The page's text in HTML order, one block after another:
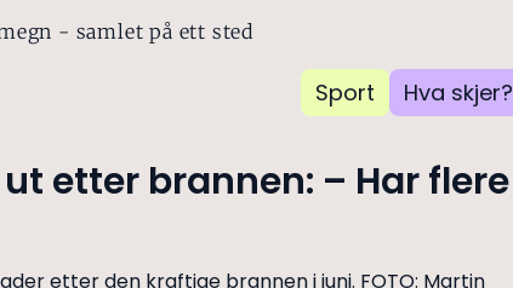
- samlet på ett sted
Sport Hva skjer?
etter brannen: – Har flere